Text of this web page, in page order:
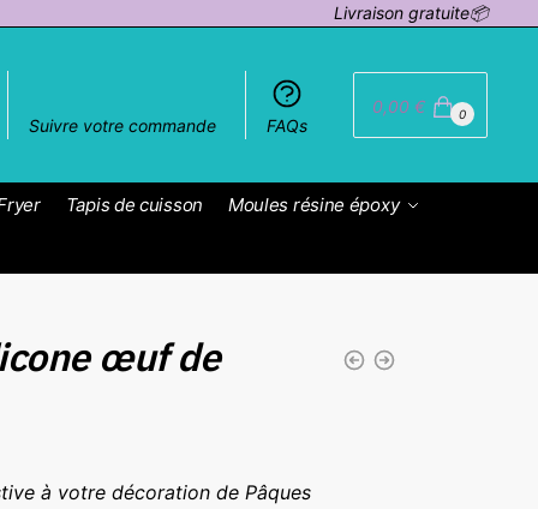
Livraison gratuite📦
Suivre votre commande FAQs
0,00€ 0
Tapis de cuisson
Moules résine époxy
œuf de
à votre décoration de Pâques